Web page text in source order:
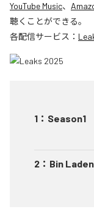
YouTube Music、
聴くことができる。
各配信サービス：
1 ： Season1
2 ： Bin Laden